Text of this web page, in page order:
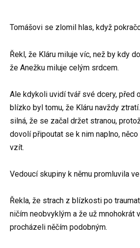
Tomášovi se zlomil hlas, když
Řekl, že Kláru miluje víc, než by kdy
že Anežku miluje celým srdcem.
Ale kdykoli uvidí tvář své dcery, před
blízko byl tomu, že Kláru navždy
silná, že se začal držet stranou,
dovolí připoutat se k nim naplno,
vzít.
Vedoucí skupiny k němu promluvila
Řekla, že strach z blízkosti po
ničím neobvyklým a že už mnohokrát
procházeli něčím podobným.